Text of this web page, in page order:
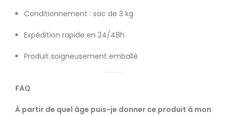
Conditionnement : sac de 3 kg
Expédition rapide en 24/48h
Produit soigneusement emballé
FAQ
À partir de quel âge puis-je donner ce produit à mon